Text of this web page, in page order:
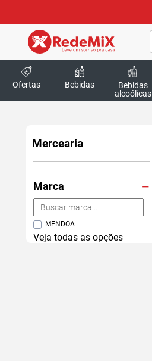
Ofertas Bebidas
Bebidas
alcoólicas
Mercearia
Marca
MENDOA
Veja todas as opções